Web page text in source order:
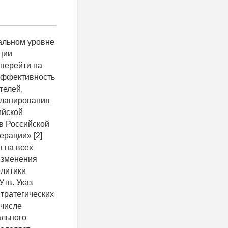
планирования невозможно без решения данных вопросов, как на федеральном, так и на региональном уровне. Это потребует разработки системы количественных показателей пороговых значений экономической безопасности, в том числе на уровне субъектов Федерации. [7, с. 141] Предлагаемый методологический подход может стать основой для формирования показателей стратегического планирования регионального развития. Объективность применения этого подхода в современных условиях во многом обосновал в своих работах В. К. Сенчагов. Так, предложенная им методика сравнения фактических показателей и целевых индикаторов экономической политики с пороговыми значениями экономической безопасности даёт возможность более точного научного обоснования прогнозных горизонтов планирования. [8, с. 16-18] Важно отметить, что критериальная оценка показателей экономической безопасности включает в себя наряду с другими не менее важными показателями целостность территории и экономического пространства [9, с. 99] , создавая реальную базу оценки факторов влияющих на реализацию социально-экономического потенциала региона. Отсюда необходимость формирования этих критериев с точки зрения горизонтов планирования. Определение стратегических приоритетов развития требует не только обоснования перспективных проектов, а в большей степени планирования этапов их реализации. Предлагаемая сегодня проектная модель управления и советская практика календарного планирования вне зависимости от рассматриваемого исторического периода, как процессы принятия управленчес